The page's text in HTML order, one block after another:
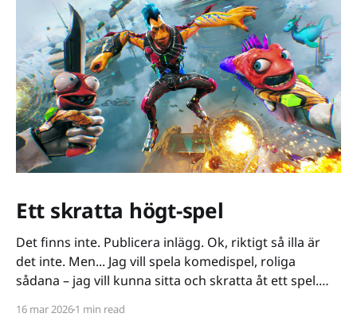
Ett skratta högt-spel
Det finns inte. Publicera inlägg. Ok, riktigt så illa är
det inte. Men... Jag vill spela komedispel, roliga
sådana – jag vill kunna sitta och skratta åt ett spel.
på ett kiss och bajs-spår eller så lutar de sig på
16 mar 20261 min read